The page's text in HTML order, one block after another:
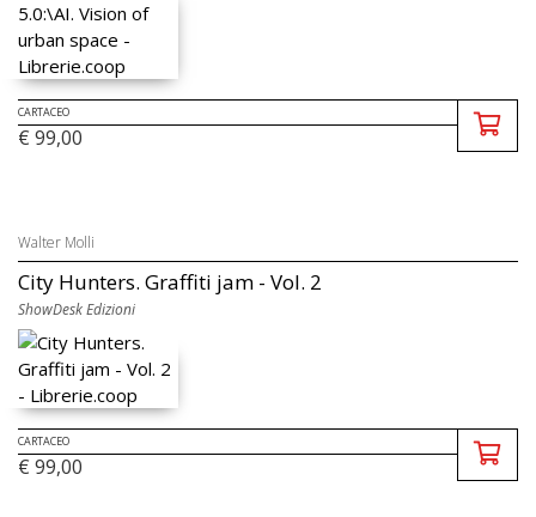
CARTACEO
€ 99,00
Walter Molli
City Hunters. Graffiti jam - Vol. 2
ShowDesk Edizioni
CARTACEO
€ 99,00